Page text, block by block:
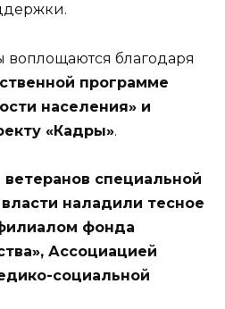
благодаря
программе
населения» и
«Кадры».
специальной
наладили тесное
фонда
Ассоциацией
социальной